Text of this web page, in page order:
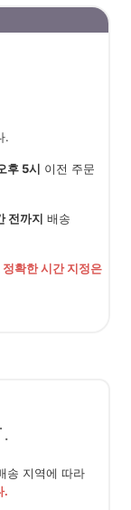
.
후 5시 이전 주문
전까지 배송
정확한 시간 지정은
송 지역에 따라
.